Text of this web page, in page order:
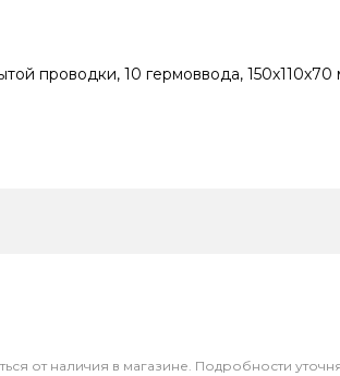
проводки, 10 гермоввода,
от наличия в магазине. Подробности